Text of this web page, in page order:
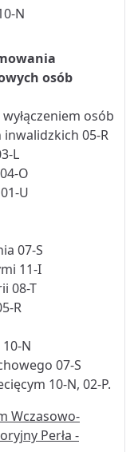
N
osób
osób
05-R
L
O
U
07-S
11-I
08-T
R
N
07-S
10-N, 02-P.